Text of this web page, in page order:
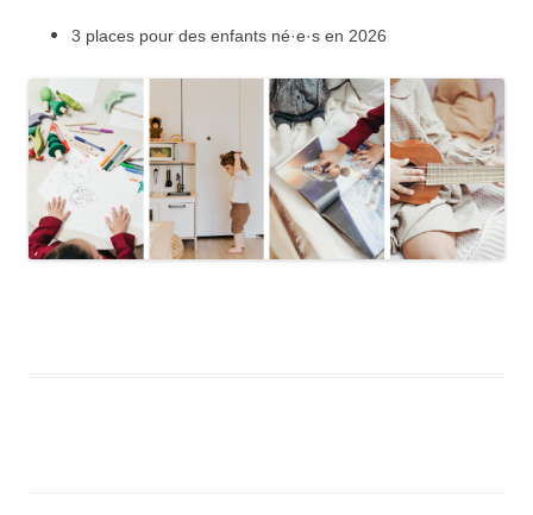
3 places pour des enfants né·e·s en 2026